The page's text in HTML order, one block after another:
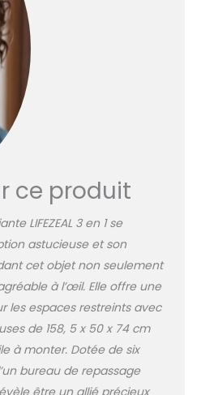
ce produit
LIFEZEAL 3 en 1 se
astucieuse et son
cet objet non seulement
à l’œil. Elle offre une
les espaces restreints avec
de 158, 5 x 50 x 74 cm
à monter. Dotée de six
bureau de repassage